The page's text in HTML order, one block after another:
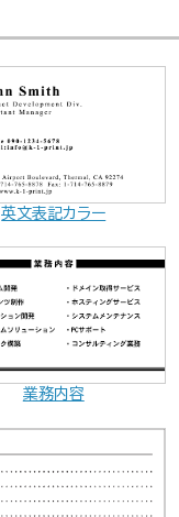
英文表記カラー
業務内容